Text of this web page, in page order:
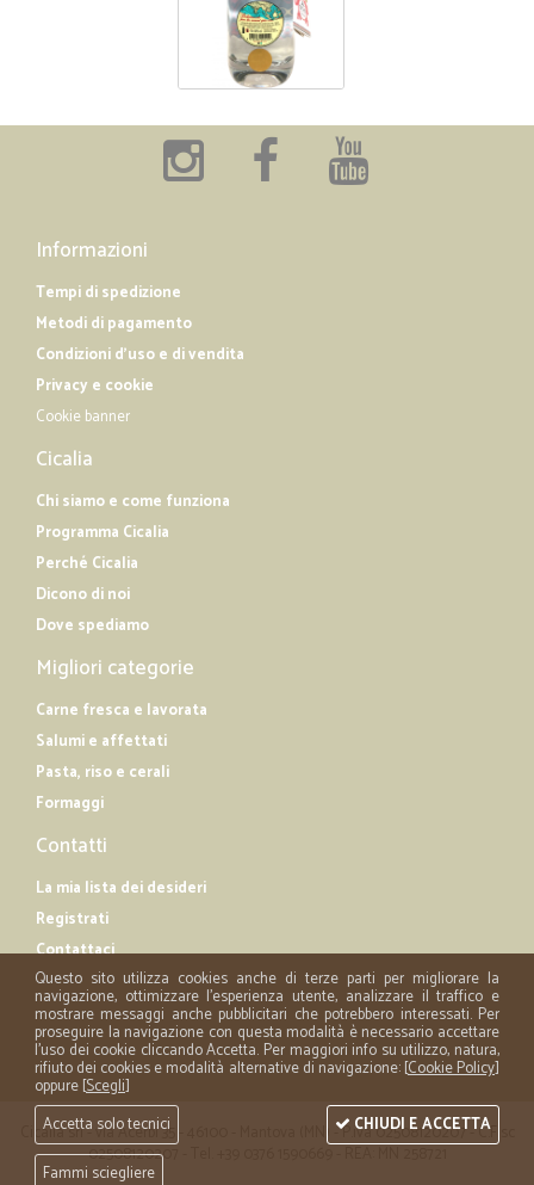
Informazioni
Tempi di spedizione
Metodi di pagamento
Condizioni d'uso e di vendita
Privacy e cookie
Cookie banner
Cicalia
Chi siamo e come funziona
Programma Cicalia
Perché Cicalia
Dicono di noi
Dove spediamo
Migliori categorie
Carne fresca e lavorata
Salumi e affettati
Pasta, riso e cerali
Formaggi
Contatti
La mia lista dei desideri
Registrati
Contattaci
Cicalia srl - via Acerbi 35 - 46100 - Mantova (MN) - P.iva 02508120207 - C.Fisc
02508120207 - Tel. +39 0376 1590669 - REA: MN 258721
Questo sito utilizza cookies anche di terze parti per migliorare la
navigazione, ottimizzare l'esperienza utente, analizzare il traffico e
mostrare messaggi anche pubblicitari che potrebbero interessati. Per
proseguire la navigazione con questa modalità è necessario accettare
l'uso dei cookie cliccando Accetta. Per maggiori info su utilizzo, natura,
rifiuto dei cookies e modalità alternative di navigazione: [Cookie Policy]
oppure [Scegli]
Accetta solo tecnici
Fammi sciegliere
CHIUDI E ACCETTA